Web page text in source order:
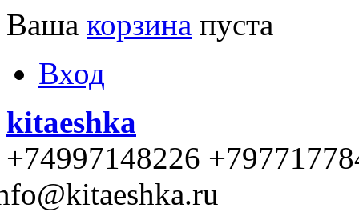
Ваша корзина пуста
Вход
kitaeshka
+74997148226